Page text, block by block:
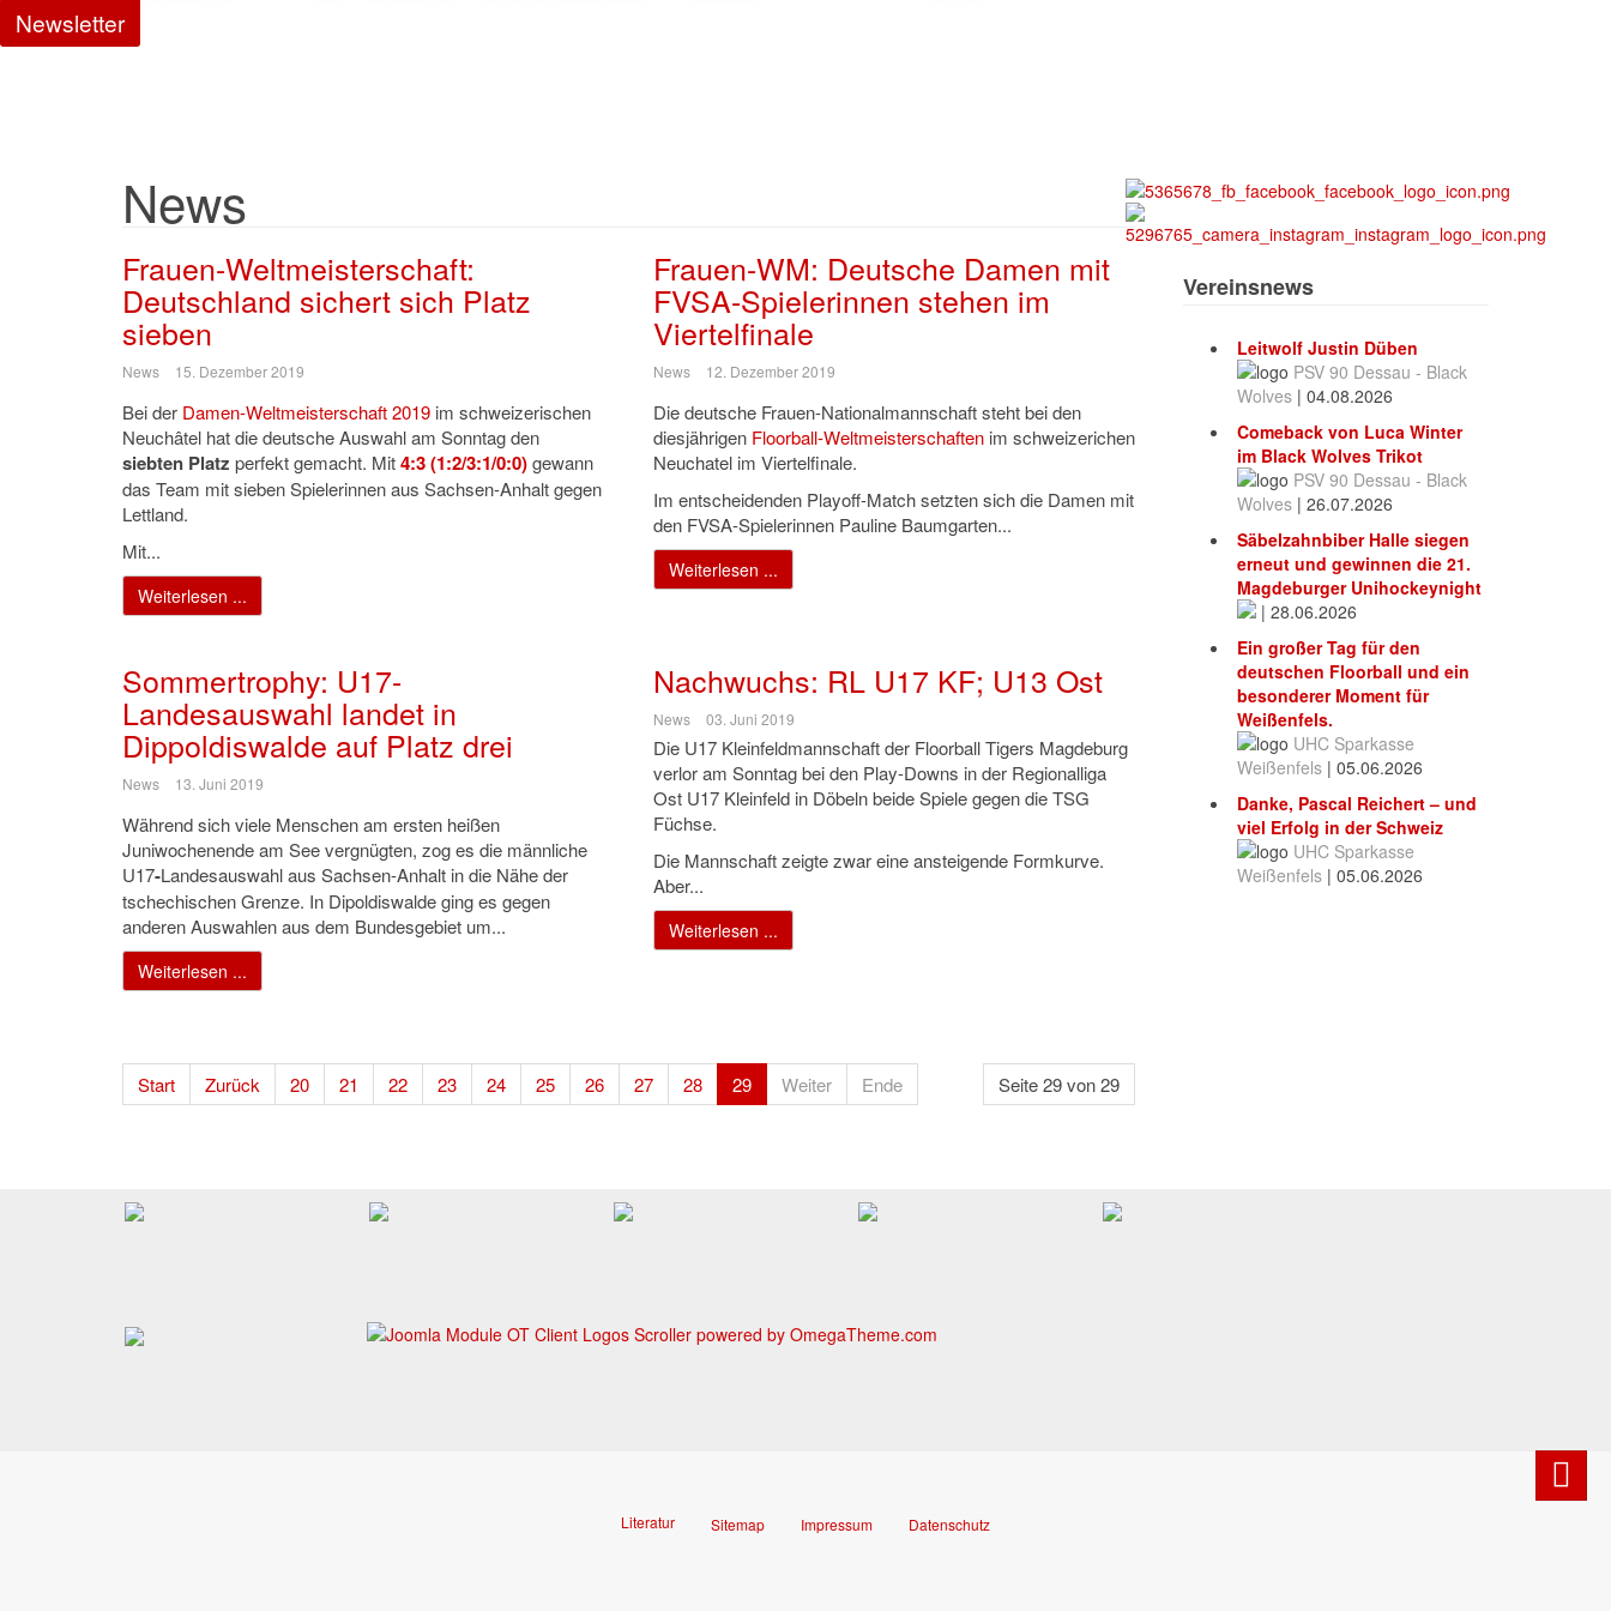
Newsletter
News
Frauen-Weltmeisterschaft:
Deutschland sichert sich Platz
sieben
News 15. Dezember 2019
Bei der Damen-Weltmeisterschaft 2019 im schweizerischen
Neuchâtel hat die deutsche Auswahl am Sonntag den
siebten Platz perfekt gemacht. Mit4:3 (1:2/3:1/0:0)gewann
das Team mit sieben Spielerinnen aus Sachsen-Anhalt gegen
Lettland.
Mit...
Weiterlesen ...
Frauen-WM: Deutsche Damen mit
FVSA-Spielerinnen stehen im
Viertelfinale
News 12. Dezember 2019
Die deutsche Frauen-Nationalmannschaft steht bei den
diesjährigen Floorball-Weltmeisterschaftenim schweizerichen
Neuchatel im Viertelfinale.
Im entscheidenden Playoff-Match setzten sich die Damen mit
den FVSA-Spielerinnen Pauline Baumgarten...
Weiterlesen ...
Sommertrophy: U17-
Landesauswahl landet in
Dippoldiswalde auf Platz drei
News 13. Juni 2019
Während sich viele Menschen am ersten heißen
Juniwochenende am See vergnügten, zog es die männliche
U17-Landesauswahl aus Sachsen-Anhalt in die Nähe der
tschechischen Grenze. In Dipoldiswalde ging es gegen
anderen Auswahlen aus dem Bundesgebiet um...
Weiterlesen ...
Nachwuchs: RL U17 KF; U13 Ost
News 03. Juni 2019
Die U17 Kleinfeldmannschaft der Floorball Tigers Magdeburg
verlor am Sonntag bei den Play-Downs in der Regionalliga
Ost U17 Kleinfeld in Döbeln beide Spiele gegen die TSG
Füchse.
Die Mannschaft zeigte zwar eine ansteigende Formkurve.
Aber...
Weiterlesen ...
Seite 29 von 29
Start Zurück 20 21 22 23 24 25 26 27 28 29 Weiter Ende
Vereinsnews
Leitwolf Justin Düben
PSV 90 Dessau - Black
Wolves | 04.08.2026
Comeback von Luca Winter
im Black Wolves Trikot
PSV 90 Dessau - Black
Wolves | 26.07.2026
Säbelzahnbiber Halle siegen
erneut und gewinnen die 21.
Magdeburger Unihockeynight
| 28.06.2026
Ein großer Tag für den
deutschen Floorball und ein
besonderer Moment für
Weißenfels.
UHC Sparkasse
Weißenfels | 05.06.2026
Danke, Pascal Reichert – und
viel Erfolg in der Schweiz
UHC Sparkasse
Weißenfels | 05.06.2026
Literatur Sitemap Impressum Datenschutz